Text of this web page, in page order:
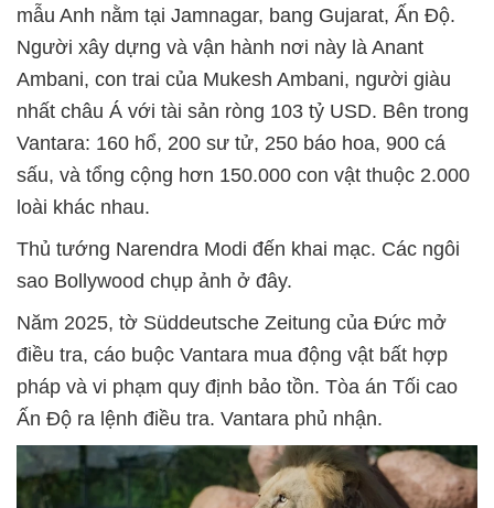
mẫu Anh nằm tại Jamnagar, bang Gujarat, Ấn Độ.
Người xây dựng và vận hành nơi này là Anant
Ambani, con trai của Mukesh Ambani, người giàu
nhất châu Á với tài sản ròng 103 tỷ USD. Bên trong
Vantara: 160 hổ, 200 sư tử, 250 báo hoa, 900 cá
sấu, và tổng cộng hơn 150.000 con vật thuộc 2.000
loài khác nhau.
Thủ tướng Narendra Modi đến khai mạc. Các ngôi
sao Bollywood chụp ảnh ở đây.
Năm 2025, tờ Süddeutsche Zeitung của Đức mở
điều tra, cáo buộc Vantara mua động vật bất hợp
pháp và vi phạm quy định bảo tồn. Tòa án Tối cao
Ấn Độ ra lệnh điều tra. Vantara phủ nhận.